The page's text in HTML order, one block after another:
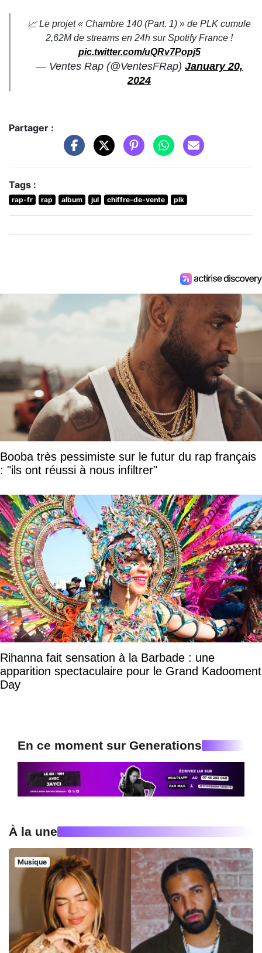
📈 Le projet « Chambre 140 (Part. 1) » de PLK cumule
2,62M de streams en 24h sur Spotify France !
pic.twitter.com/uQRv7Popj5
— Ventes Rap (@VentesFRap) January 20,
2024
Partager :
Tags :
rap-fr rap album jul chiffre-de-vente plk
Booba très pessimiste sur le futur du rap français
: "ils ont réussi à nous infiltrer"
Rihanna fait sensation à la Barbade : une
apparition spectaculaire pour le Grand Kadooment
Day
En ce moment sur Generations
À la une
Musique